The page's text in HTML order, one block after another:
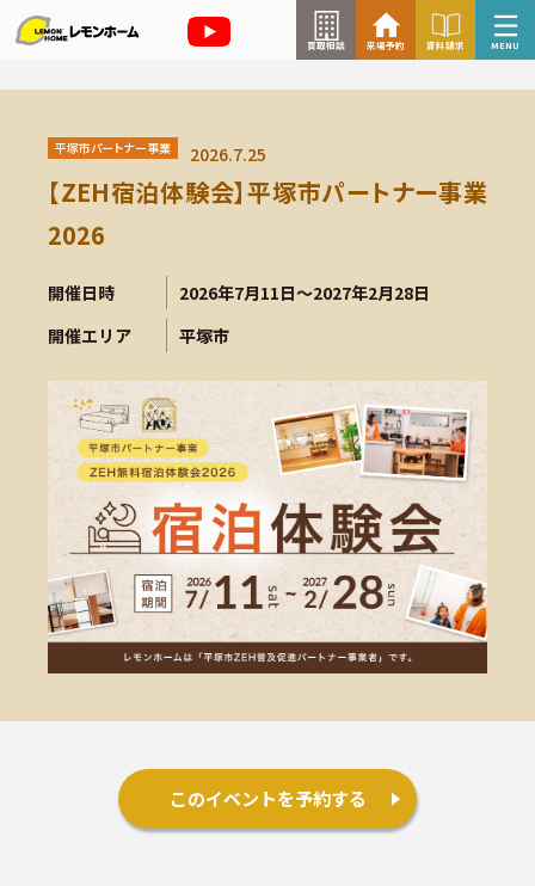
買取相談 来場予約 資料請求 MENU
資料請求はこちら
TOP
イベント情報
お知らせ
コラム
施工事例
お客様の声
∟はじめての方へ
平塚市パートナー事業 2026.7.25
【ZEH宿泊体験会】平塚市パートナー事業
2026
開催日時
2026年7月11日～2027年2月28日
開催エリア
平塚市
このイベントを予約する